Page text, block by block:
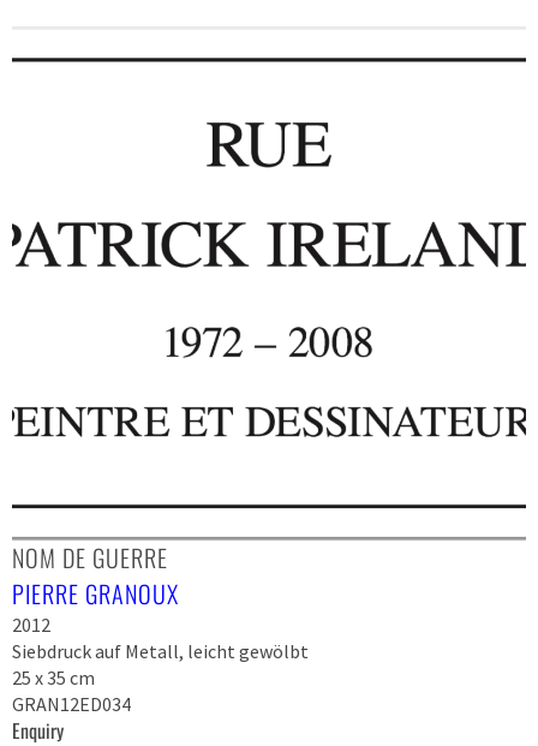
NOM DE GUERRE
PIERRE GRANOUX
2012
Siebdruck auf Metall, leicht gewölbt
25 x 35 cm
GRAN12ED034
Enquiry